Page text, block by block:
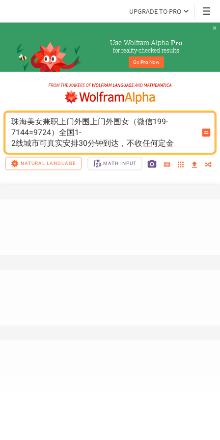
UPGRADE TO PRO
Use Wolfram|Alpha Pro
for reality-checked results
Go Pro Now
珠海美女兼职上门外围上门外围女（微信199-
7144=9724）全国1-
2线城市可真实安排30分钟到达，不收任何定金
NATURAL LANGUAGE MATH INPUT